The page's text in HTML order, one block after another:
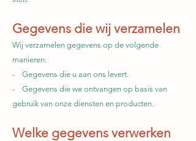
Gegevens die wij verzamelen
Wij verzamelen gegevens op de volgende
manieren:
- Gegevens die u aan ons levert.
- Gegevens die we ontvangen op basis van
gebruik van onze diensten en producten.
Welke gegevens verwerken